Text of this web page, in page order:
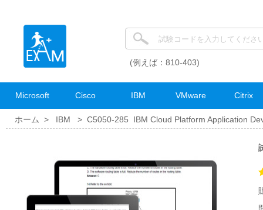
(例えば：810-403)
Microsoft Cisco IBM VMware Citrix
ホーム > IBM > C5050-285 IBM Cloud Platform Application